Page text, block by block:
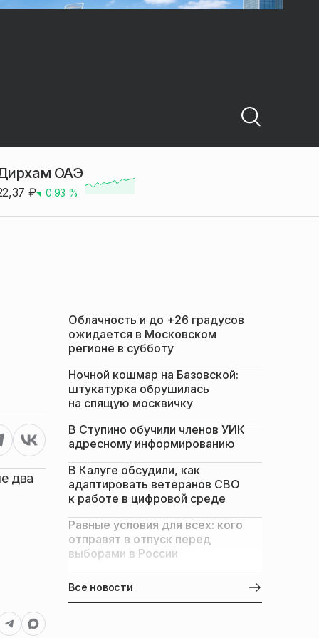
ОАЭ
₽ 0.93 %
два
Облачность и до +26 градусов
ожидается в Московском
регионе в субботу
Ночной кошмар на Базовской:
штукатурка обрушилась
на спящую москвичку
В Ступино обучили членов УИК
адресному информированию
В Калуге обсудили, как
адаптировать ветеранов СВО
к работе в цифровой среде
Равные условия для всех: кого
отправят в отпуск перед
выборами в России
Все новости